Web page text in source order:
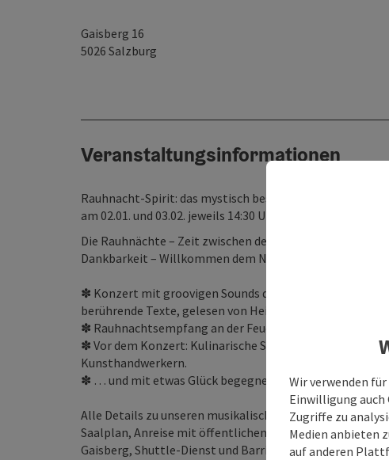
Gaisberg 16
5026 Salzburg
Veranstaltungsinformationen
Rauhnacht-Spirit: das mystisch beschwingte KONZERT
am 02.01. und 03.02. jeweils 14:30 Uhr und 19:30 Uhr
Die Rauhnächte – Zeit zwischen den Jahren Alte
Dankbarkeit – Willkommen dem Neuen in Ruhe.
✽ Konzert mit groovigen Sounds der AUTländisch family,
berührende Texte, gelesen von Heide Binder.
✽ Rauhnachtsempfang an der Feuerschale mit Punsch,
✽ Vor dem Konzert: Kulinarische Schmankerl im
Kunsthandwerkern.
✽ … und mit etwas Glück begegnet uns der legendäre
Alle Details zu unseren musikalischen Hauptakteuren
Saalplan, Anreise mit öffentlichen Verkehrsmitteln, die
Gaisberg, Shuttle-Dienst und Barrierefreiheit finden Sie
Wir verwenden
Einwilligung auch
Zugriffe zu
Medien anbieten
auf anderen